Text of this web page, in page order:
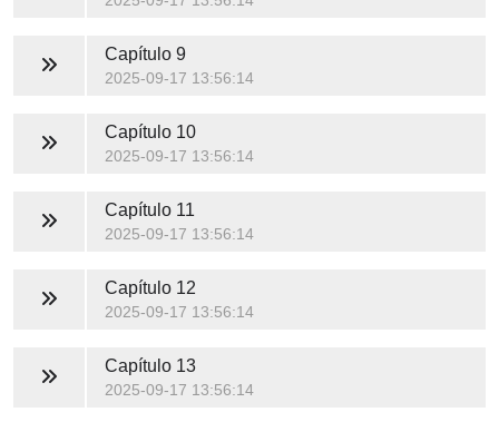
Capítulo 9
2025-09-17 13:56:14
Capítulo 10
2025-09-17 13:56:14
Capítulo 11
2025-09-17 13:56:14
Capítulo 12
2025-09-17 13:56:14
Capítulo 13
2025-09-17 13:56:14